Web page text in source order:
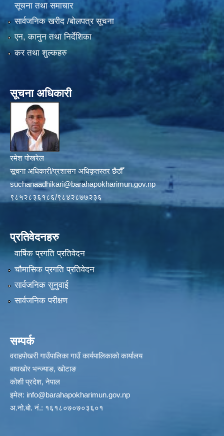
सूचना तथा समाचार
सार्वजनिक खरीद /बोलपत्र सूचना
एन, कानुन तथा निर्देशिका
कर तथा शुल्कहरु
सूचना अधिकारी
रमेश पोखरेल
सूचना अधिकारी/प्रशासन अधिकृतस्तर छैठौँ
suchanaadhikari@barahapokharimun.gov.np
९८५२८३६१८६/९८४२८७७२३६
प्रतिवेदनहरु
वार्षिक प्रगति प्रतिवेदन
चौमासिक प्रगति प्रतिवेदन
सार्वजनिक सुनुवाई
सार्वजनिक परीक्षण
सम्पर्क
वराहपोखरी गाउँपालिका गाउँ कार्यपालिकाको कार्यालय
बाघखोर भन्ज्याङ, खोटाङ
कोशी प्रदेश, नेपाल
इमेल: info@barahapokharimun.gov.np
अ.नो.बो. नं.: १६१८०७०७०३६०१